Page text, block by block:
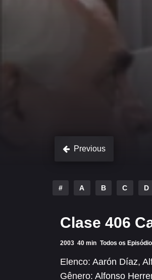
Previous
# A B C D
Clase 406
2003 40 min Todos os
Elenco: Aarón Díaz,
Gênero: Alfonso